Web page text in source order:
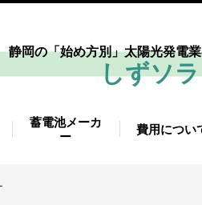
静岡の「始め方別」太陽光発電
しずソラ
蓄電池メーカ
ー
費用につい